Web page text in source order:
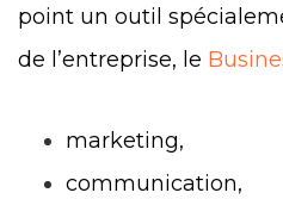
point un outil
de l’entreprise, le
marketing,
communication,